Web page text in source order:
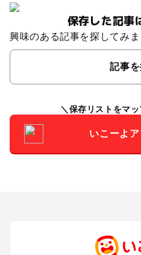
保存した記事
興味のある記事を探してみま
記事
保存リストをマッ
いこーよ